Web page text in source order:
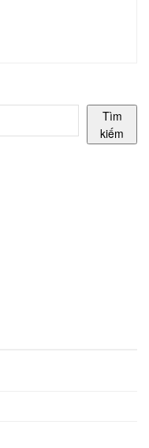
Tìm
kiếm